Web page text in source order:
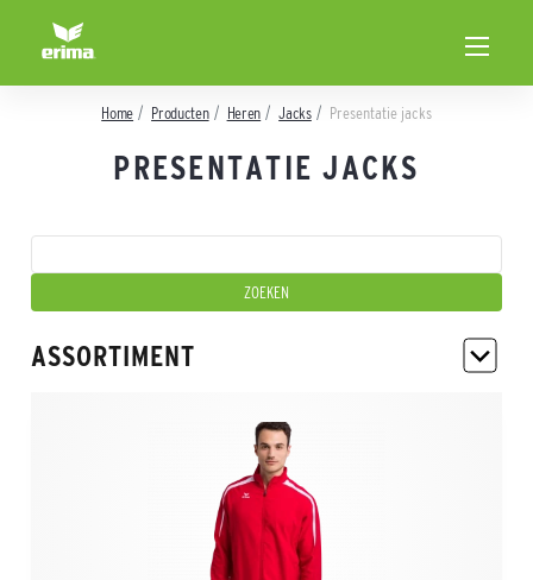
Home Producten Heren Jacks Presentatie jacks
PRESENTATIE JACKS
ASSORTIMENT